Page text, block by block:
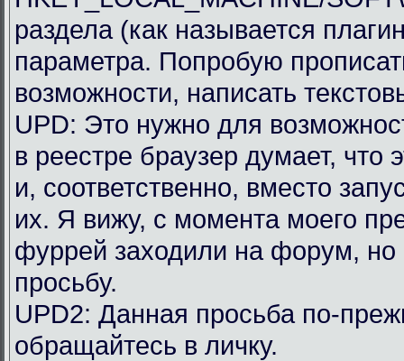
раздела (как называется
параметра. Попробую
возможности, написать
UPD: Это нужно для
в реестре браузер думает, что
и, соответственно, вместо
их. Я вижу, с момента моего
фуррей заходили на форум, но
просьбу.
UPD2: Данная просьба по-
обращайтесь в личку.